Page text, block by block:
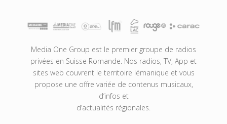
Media One Group est le premier groupe de radios
privées en Suisse Romande. Nos radios, TV, App et
sites web couvrent le territoire lémanique et vous
propose une offre variée de contenus musicaux,
d’infos et
d’actualités régionales.